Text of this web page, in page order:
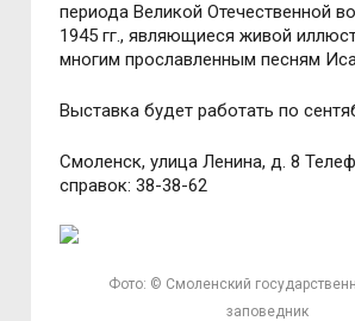
периода Великой Отечественной
1945 гг., являющиеся живой
многим прославленным песням
Выставка будет работать по
Смоленск, улица Ленина, д. 8
справок: 38-38-62
Фото: © Смоленский
заповедник